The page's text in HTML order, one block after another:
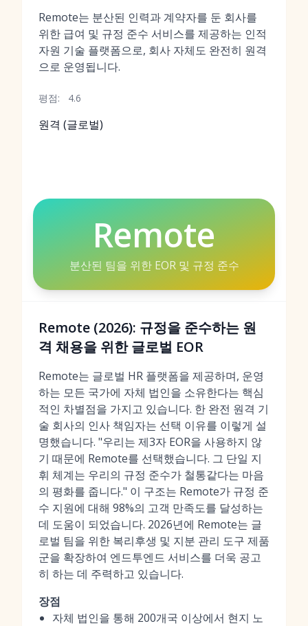
Remote는 분산된 인력과 계약자를 둔 회사를
위한 급여 및 규정 준수 서비스를 제공하는 인적
자원 기술 플랫폼으로, 회사 자체도 완전히 원격
으로 운영됩니다.
평점: 4.6
원격 (글로벌)
Remote
분산된 팀을 위한 EOR 및 규정 준수
Remote (2026): 규정을 준수하는 원
격 채용을 위한 글로벌 EOR
Remote는 글로벌 HR 플랫폼을 제공하며, 운영
하는 모든 국가에 자체 법인을 소유한다는 핵심
적인 차별점을 가지고 있습니다. 한 완전 원격 기
술 회사의 인사 책임자는 선택 이유를 이렇게 설
명했습니다. "우리는 제3자 EOR을 사용하지 않
기 때문에 Remote를 선택했습니다. 그 단일 지
휘 체계는 우리의 규정 준수가 철통같다는 마음
의 평화를 줍니다." 이 구조는 Remote가 규정 준
수 지원에 대해 98%의 고객 만족도를 달성하는
데 도움이 되었습니다. 2026년에 Remote는 글
로벌 팀을 위한 복리후생 및 지분 관리 도구 제품
군을 확장하여 엔드투엔드 서비스를 더욱 공고
히 하는 데 주력하고 있습니다.
장점
자체 법인을 통해 200개국 이상에서 현지 노